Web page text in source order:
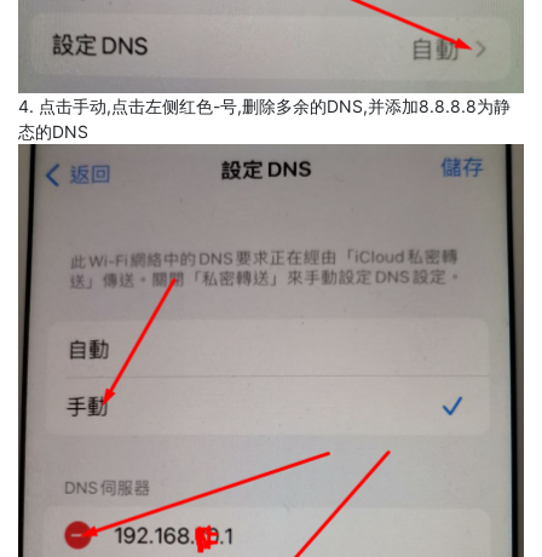
4. 点击手动,点击左侧红色-号,删除多余的DNS,并添加8.8.8.8为静
态的DNS